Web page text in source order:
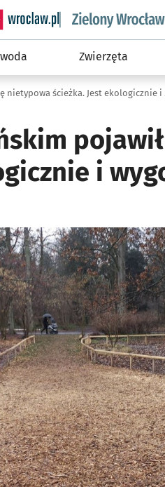
informacyjny wroclaw.pl
Zwierzęta
W parku
i